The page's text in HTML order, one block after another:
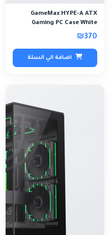
GameMax HYPE-A ATX
Gaming PC Case White
₪370
اضافة الي السلة